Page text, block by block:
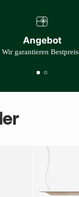
Angebot
Wir garantieren